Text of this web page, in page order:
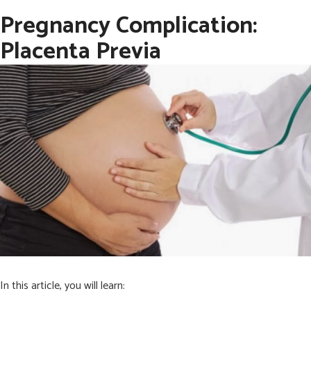
Pregnancy Complication:
Placenta Previa
In this article, you will learn: